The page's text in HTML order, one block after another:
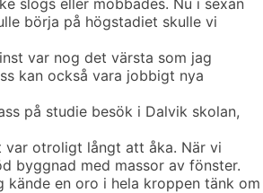
slogs eller mobbades. Nu i sexan
börja på högstadiet skulle vi
var nog det värsta som jag
kan också vara jobbigt nya
på studie besök i Dalvik skolan,
otroligt långt att åka. När vi
byggnad med massor av fönster.
en oro i hela kroppen tänk om